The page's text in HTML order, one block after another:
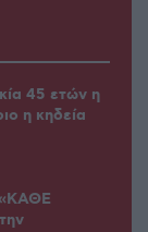
45 ετών η
η κηδεία